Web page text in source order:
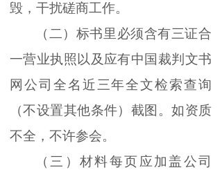
毁，干扰磋商工作。
（二）标书里必须含有三证合
一营业执照以及应有中国裁判文书
网公司全名近三年全文检索查询
（不设置其他条件）截图。如资质
不全，不许参会。
（三）材料每页应加盖公司